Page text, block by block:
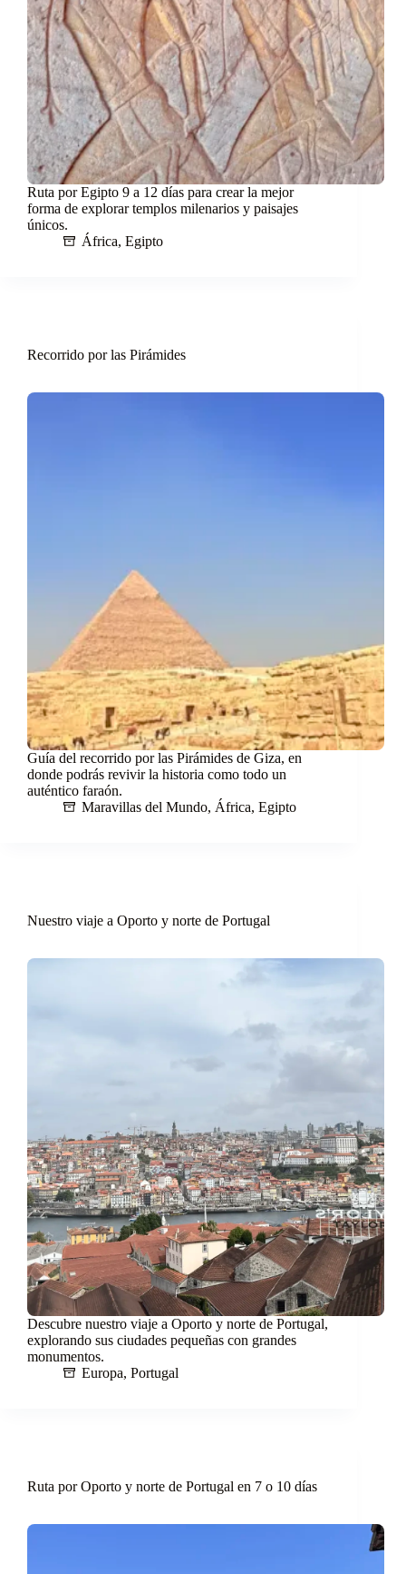
Ruta por Egipto 9 a 12 días para crear la mejor
forma de explorar templos milenarios y paisajes
únicos.
África, Egipto
Recorrido por las Pirámides
Guía del recorrido por las Pirámides de Giza, en
donde podrás revivir la historia como todo un
auténtico faraón.
Maravillas del Mundo, África, Egipto
Nuestro viaje a Oporto y norte de Portugal
Descubre nuestro viaje a Oporto y norte de Portugal,
explorando sus ciudades pequeñas con grandes
monumentos.
Europa, Portugal
Ruta por Oporto y norte de Portugal en 7 o 10 días